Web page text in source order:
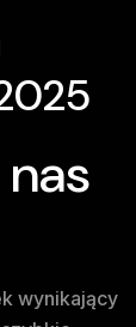
wynikający